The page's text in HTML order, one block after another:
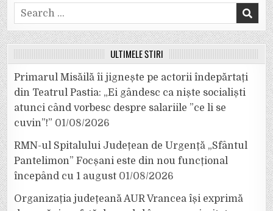
Search
for:
ULTIMELE ȘTIRI
Primarul Misăilă îi jignește pe actorii îndepărtați
din Teatrul Pastia: „Ei gândesc ca niște socialiști
atunci când vorbesc despre salariile ”ce li se
cuvin”!” 01/08/2026
RMN-ul Spitalului Județean de Urgență „Sfântul
Pantelimon” Focșani este din nou funcțional
începând cu 1 august 01/08/2026
Organizația județeană AUR Vrancea își exprimă